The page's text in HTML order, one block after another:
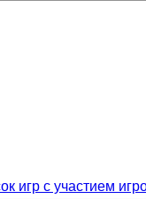
игр с участием